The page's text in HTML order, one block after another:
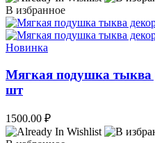
В избранное
Новинка
Мягкая подушка тыква
шт
1500.00 ₽